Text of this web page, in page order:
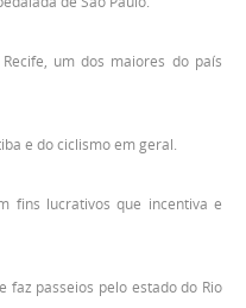
um dos maiores do país
e do ciclismo em geral.
fins lucrativos que incentiva e
faz passeios pelo estado do Rio